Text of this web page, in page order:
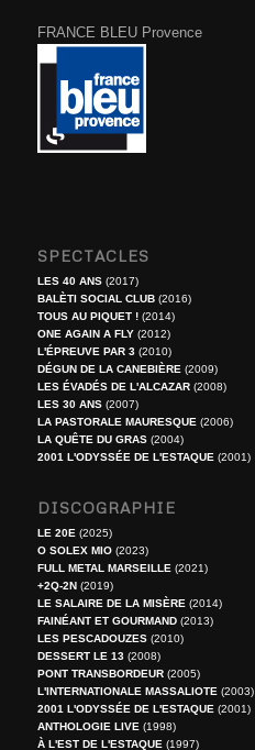
FRANCE BLEU Provence
SPECTACLES
LES 40 ANS(2017)
BALÈTI SOCIAL CLUB(2016)
TOUS AU PIQUET !(2014)
ONE AGAIN A FLY(2012)
L'ÉPREUVE PAR 3(2010)
DÉGUN DE LA CANEBIÈRE(2009)
LES ÉVADÉS DE L'ALCAZAR(2008)
LES 30 ANS(2007)
LA PASTORALE MAURESQUE(2006)
LA QUÊTE DU GRAS(2004)
2001 L'ODYSSÉE DE L'ESTAQUE(2001)
DISCOGRAPHIE
LE 20E(2025)
O SOLEX MIO(2023)
FULL METAL MARSEILLE(2021)
+2Q-2N(2019)
LE SALAIRE DE LA MISÈRE(2014)
FAINÉANT ET GOURMAND(2013)
LES PESCADOUZES(2010)
DESSERT LE 13(2008)
PONT TRANSBORDEUR(2005)
L'INTERNATIONALE MASSALIOTE(2003)
2001 L'ODYSSÉE DE L'ESTAQUE(2001)
ANTHOLOGIE LIVE(1998)
À L'EST DE L'ESTAQUE(1997)